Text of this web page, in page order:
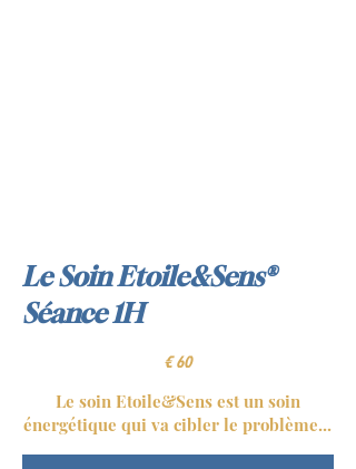
Le Soin Etoile&Sens®
Séance 1H
€ 60
Le soin Etoile&Sens est un soin
énergétique qui va cibler le problème...